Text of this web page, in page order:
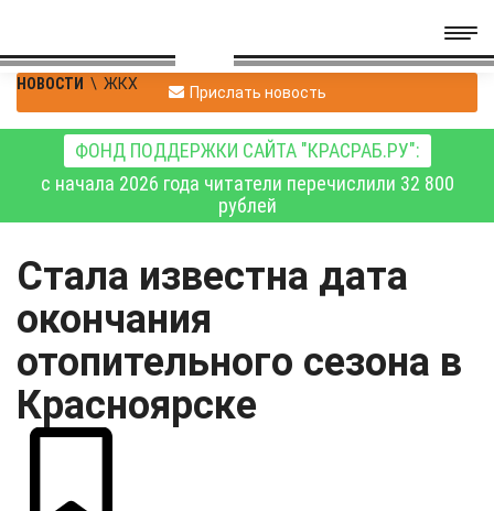
НОВОСТИ \ ЖКХ Прислать новость
ФОНД ПОДДЕРЖКИ САЙТА "КРАСРАБ.РУ":
с начала 2026 года читатели перечислили 32 800
рублей
Стала известна дата
окончания
отопительного сезона в
Красноярске